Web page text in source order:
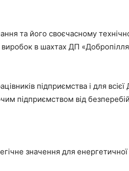
та його своєчасному
в шахтах ДП
підприємства і для всієї
підприємством від
значення для енергетичної